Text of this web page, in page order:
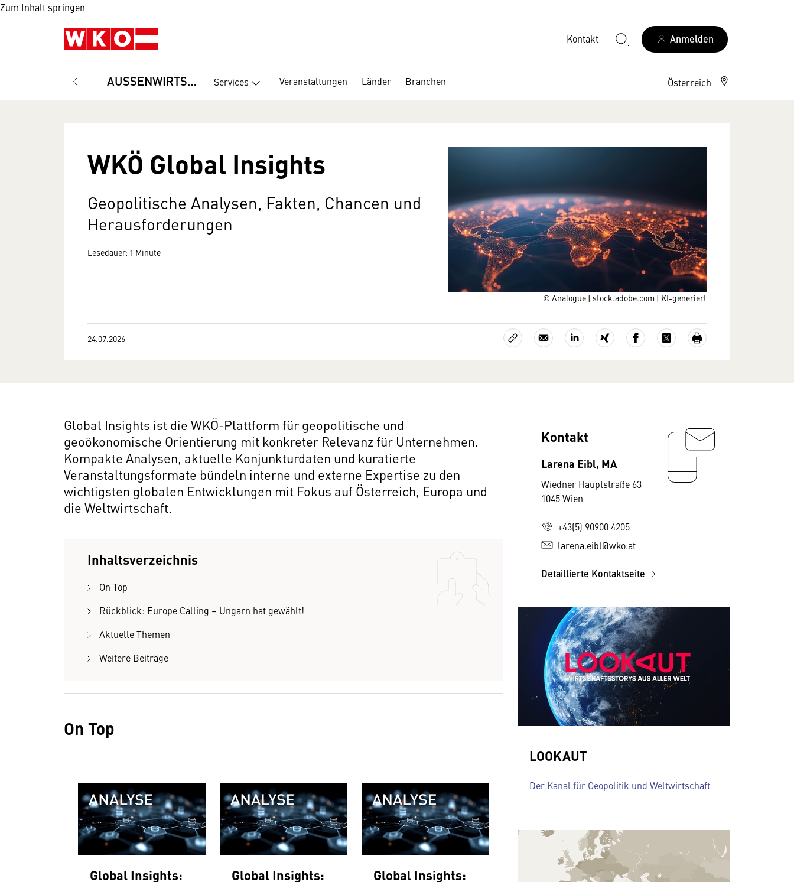
Zum Inhalt springen
Kontakt Anmelden
AUSSENWIRTSCHAFT Services Veranstaltungen Länder Branchen Österreich
© Analogue | stock.adobe.com | KI-generiert
WKÖ Global Insights
Geopolitische Analysen, Fakten, Chancen und
Herausforderungen
Lesedauer: 1 Minute
24.07.2026
Global Insights ist die WKÖ-Plattform für geopolitische und
geoökonomische Orientierung mit konkreter Relevanz für Unternehmen.
Kompakte Analysen, aktuelle Konjunkturdaten und kuratierte
Veranstaltungsformate bündeln interne und externe Expertise zu den
wichtigsten globalen Entwicklungen mit Fokus auf Österreich, Europa und
die Weltwirtschaft.
Inhaltsverzeichnis
On Top
Rückblick: Europe Calling – Ungarn hat gewählt!
Aktuelle Themen
Weitere Beiträge
On Top
Global Insights:
Global Insights:
Global Insights:
Global Insights:
Global Insights:
Kontakt
Larena Eibl, MA
Wiedner Hauptstraße 63
1045 Wien
+43(5) 90900 4205
larena.eibl@wko.at
Detaillierte Kontaktseite
LOOKAUT
Der Kanal für Geopolitik und Weltwirtschaft